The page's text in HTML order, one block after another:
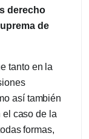
derecho
de
tanto en la
así también
el caso de la
formas,